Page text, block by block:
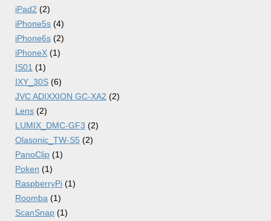
iPad2 (2)
iPhone5s (4)
iPhone6s (2)
iPhoneX (1)
IS01 (1)
IXY_30S (6)
JVC ADIXXION GC-XA2 (2)
Lens (2)
LUMIX_DMC-GF3 (2)
Olasonic_TW-S5 (2)
PanoClip (1)
Poken (1)
RaspberryPi (1)
Roomba (1)
ScanSnap (1)